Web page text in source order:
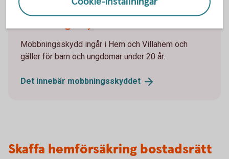
Family picking apples
Mobbningsskydd utan kostnad
Mobbningsskydd ingår i Hem och Villahem och
gäller för barn och ungdomar under 20 år.
Det innebär mobbningsskyddet
Skaffa hemförsäkring bostadsrätt